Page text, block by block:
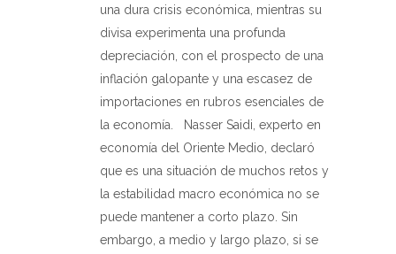
una dura crisis económica, mientras su
divisa experimenta una profunda
depreciación, con el prospecto de una
inflación galopante y una escasez de
importaciones en rubros esenciales de
la economía.
Nasser Saidi, experto en
economía del Oriente Medio, declaró
que es una situación de muchos retos y
la estabilidad macro económica no se
puede mantener a corto plazo. Sin
embargo, a medio y largo plazo, si se